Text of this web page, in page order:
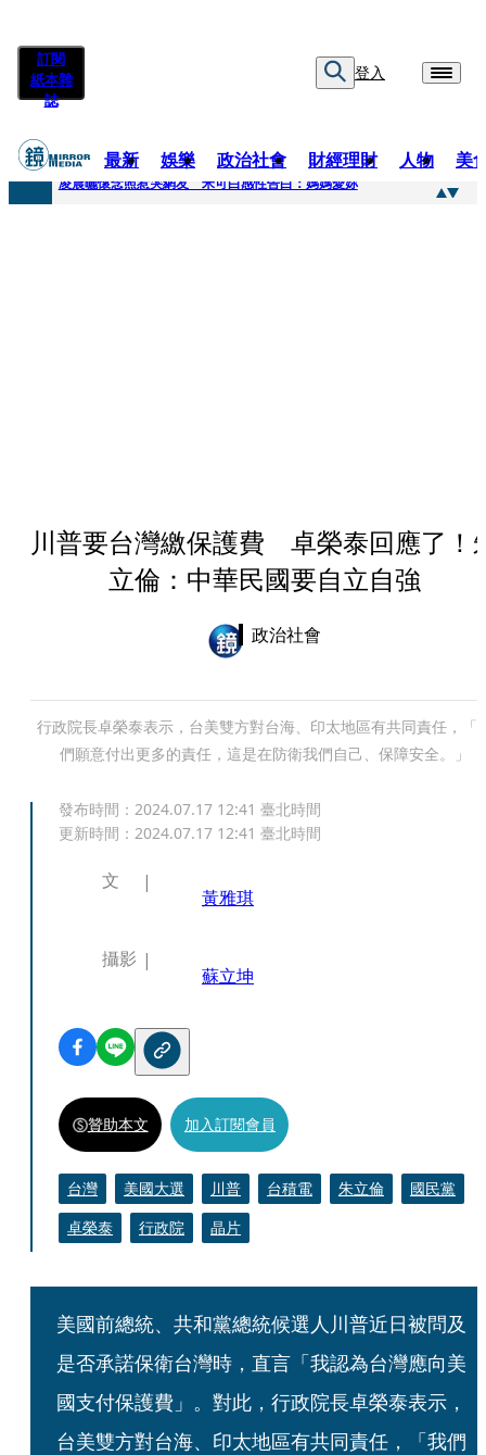
訂閱
紙本雜
誌
登入
最新 娛樂 政治社會 財經理財 人物 美
快訊
凌晨曬懷念照惹哭網友 米可白感性告白：媽媽愛妳
川普要台灣繳保護費 卓榮泰回應了！
立倫：中華民國要自立自強
政治社會
行政院長卓榮泰表示，台美雙方對台海、印太地區有共同責任，「
們願意付出更多的責任，這是在防衛我們自己、保障安全。」
發布時間： 2024.07.17 12:41 臺北時間
更新時間： 2024.07.17 12:41 臺北時間
文
黃雅琪
攝影
蘇立坤
贊助本文 加入訂閱會員
台灣 美國大選 川普 台積電 朱立倫
國民黨
卓榮泰
行政院 晶片
美國前總統、共和黨總統候選人川普近日被問及
是否承諾保衛台灣時，直言「我認為台灣應向美
國支付保護費」。對此，行政院長卓榮泰表示，
台美雙方對台海、印太地區有共同責任，「我們